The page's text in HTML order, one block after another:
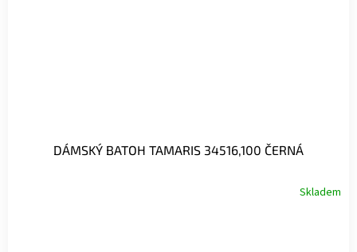
DÁMSKÝ BATOH TAMARIS 34516,100 ČERNÁ
Skladem